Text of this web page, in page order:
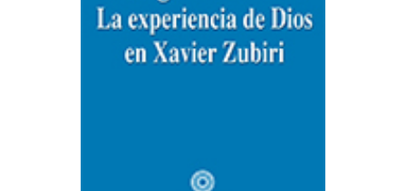
AGGIUNGI AL CARRELLO